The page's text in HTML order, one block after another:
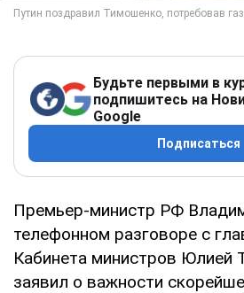
Будьте первыми в
подпишитесь на
Google
Подписаться
Премьер-министр РФ
телефонном разговоре с
Кабинета министров Юлией
заявил о важности